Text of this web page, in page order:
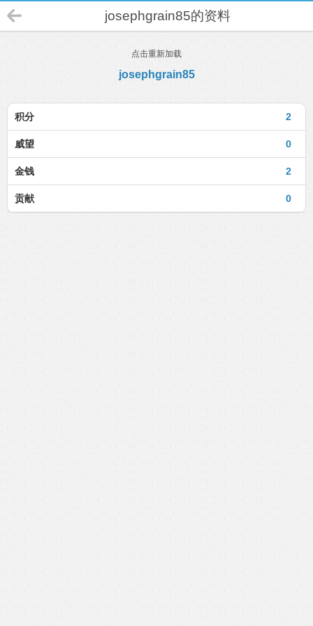
josephgrain85的资料
点击重新加载
josephgrain85
2
积分
0
威望
2
金钱
0
贡献